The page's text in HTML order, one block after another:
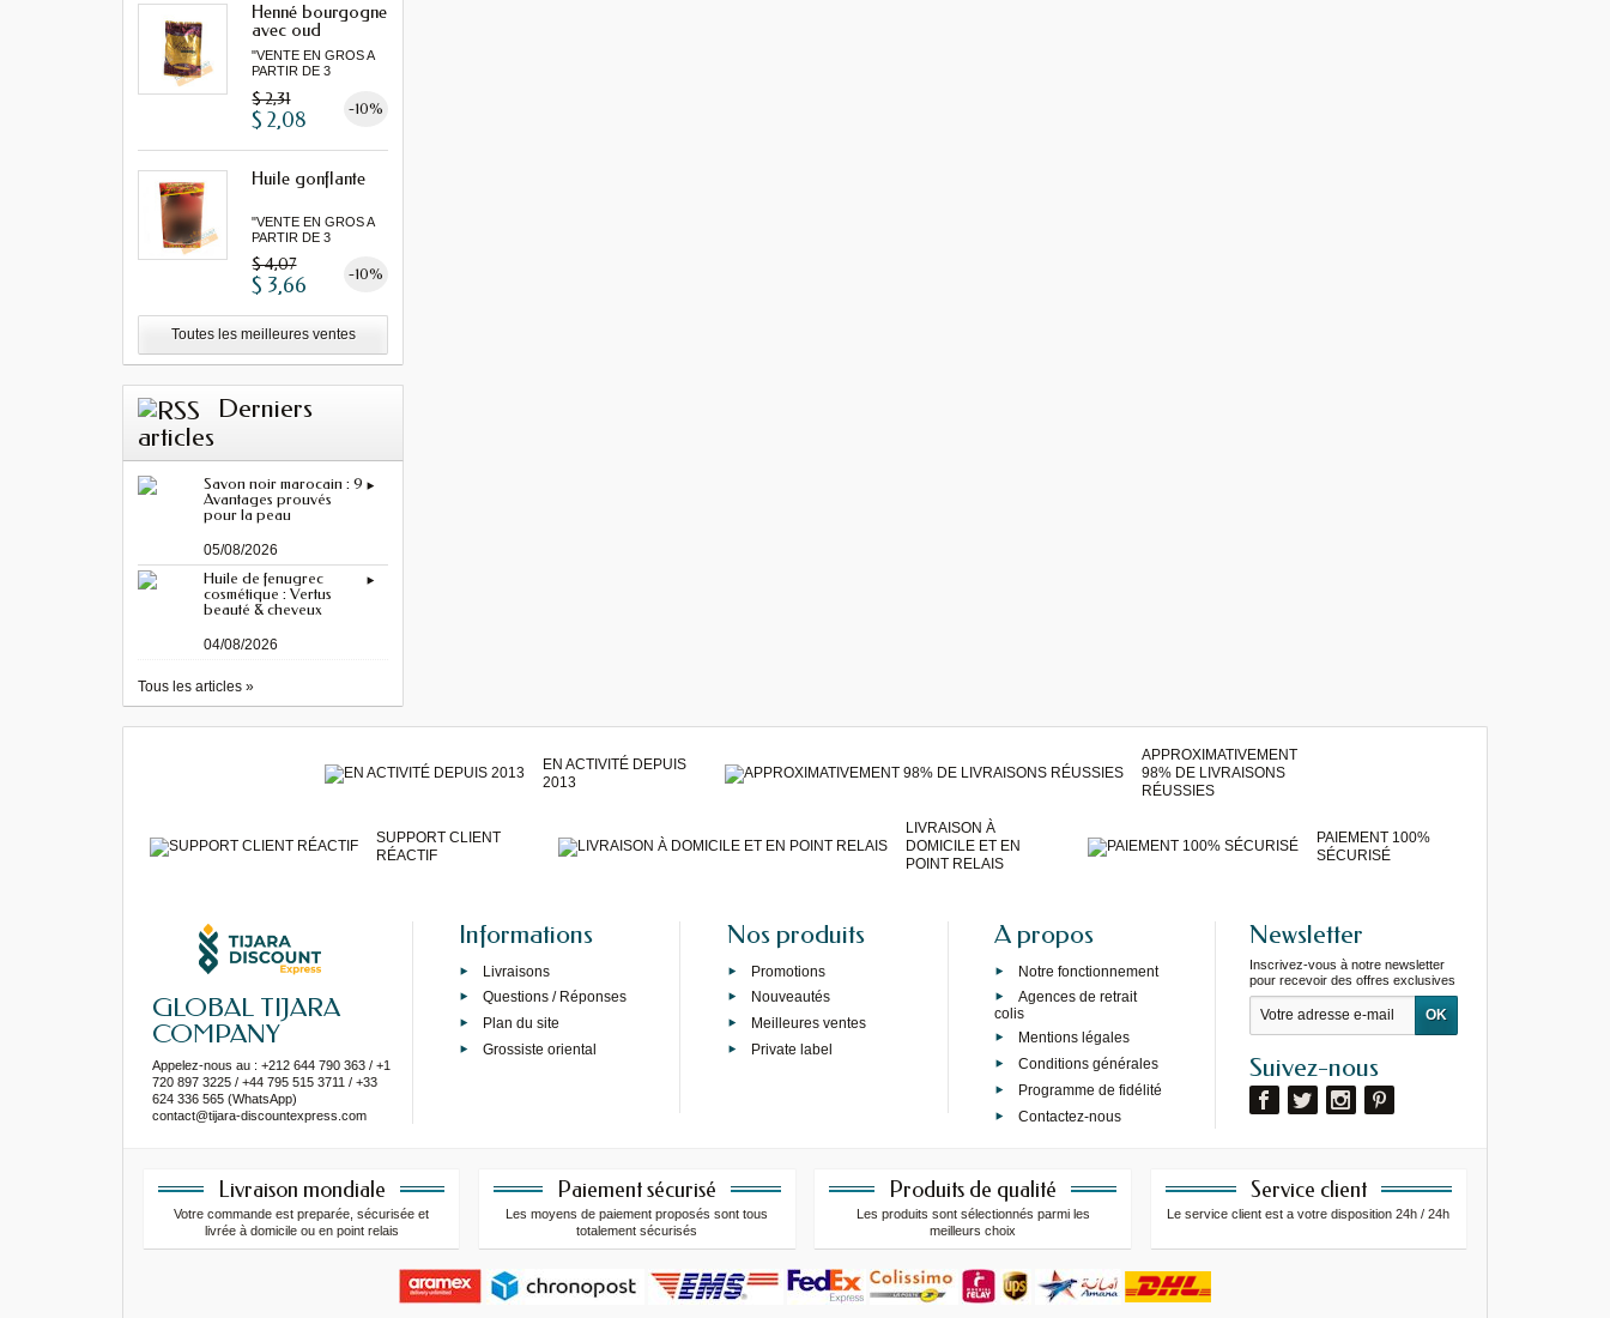
Henné bourgogne
avec oud
"VENTE EN GROS A
PARTIR DE 3
$ 2,31 -10%
$ 2,08
Huile gonflante
"VENTE EN GROS A
PARTIR DE 3
$ 4,07 -10%
$ 3,66
Toutes les meilleures ventes
Derniers
articles
Savon noir marocain : 9
Avantages prouvés
pour la peau
05/08/2026
Huile de fenugrec
cosmétique : Vertus
beauté & cheveux
04/08/2026
Tous les articles »
EN ACTIVITÉ DEPUIS
2013
APPROXIMATIVEMENT
98% DE LIVRAISONS
RÉUSSIES
SUPPORT CLIENT
RÉACTIF
LIVRAISON À
DOMICILE ET EN
POINT RELAIS
PAIEMENT 100%
SÉCURISÉ
GLOBAL TIJARA
COMPANY
Appelez-nous au : +212 644 790 363 / +1
720 897 3225 / +44 795 515 3711 / +33
624 336 565 (WhatsApp)
contact@tijara-discountexpress.com
Informations
Livraisons
Questions / Réponses
Plan du site
Grossiste oriental
Nos produits
Promotions
Nouveautés
Meilleures ventes
Private label
A propos
Notre fonctionnement
Agences de retrait
colis
Mentions légales
Conditions générales
Programme de fidélité
Contactez-nous
Newsletter
Inscrivez-vous à notre newsletter
pour recevoir des offres exclusives
Suivez-nous
Livraison mondiale
Votre commande est preparée, sécurisée et
livrée à domicile ou en point relais
Paiement sécurisé
Les moyens de paiement proposés sont tous
totalement sécurisés
Produits de qualité
Les produits sont sélectionnés parmi les
meilleurs choix
Service client
Le service client est a votre disposition 24h / 24h